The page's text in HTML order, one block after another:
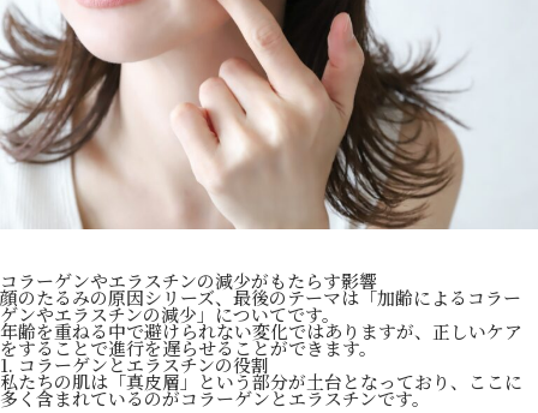
コラーゲンやエラスチンの減少がもたらす影響
顔のたるみの原因シリーズ、最後のテーマは「加齢によるコラー
ゲンやエラスチンの減少」についてです。
年齢を重ねる中で避けられない変化ではありますが、正しいケア
をすることで進行を遅らせることができます。
1. コラーゲンとエラスチンの役割
私たちの肌は「真皮層」という部分が土台となっており、ここに
多く含まれているのがコラーゲンとエラスチンです。